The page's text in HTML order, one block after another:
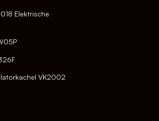
Elektrische
VK2002